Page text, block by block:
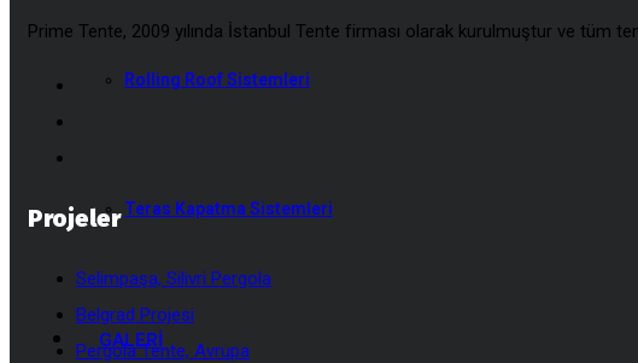
Rolling Roof Sistemleri
Teras Kapatma Sistemleri
GALERİ
Prime Tente, 2009 yılında İstanbul Tente firması olarak kurulmuştur ve tüm
Projeler
Selimpaşa, Silivri Pergola
Belgrad Projesi
Pergola Tente, Avrupa